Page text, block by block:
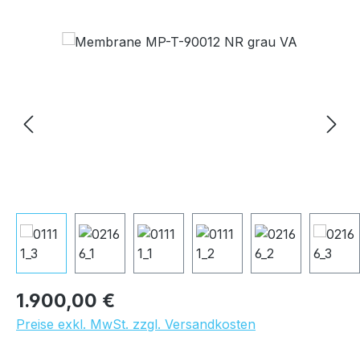
Bildergalerie überspringen
Regulärer Preis:
1.900,00 €
Preise exkl. MwSt. zzgl. Versandkosten